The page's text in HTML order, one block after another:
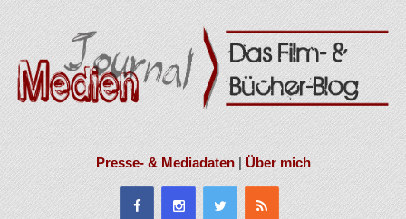
Presse- & Mediadaten|Über mich